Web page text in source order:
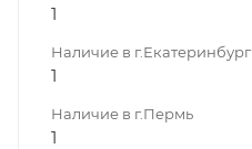
1
Наличие в г.Екатеринбург
1
Наличие в г.Пермь
1